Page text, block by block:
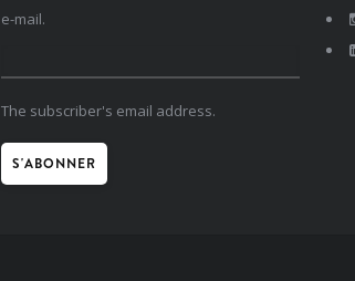
e-mail.
The subscriber's email address.